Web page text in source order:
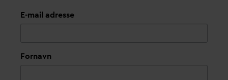
E-mail adresse
Fornavn